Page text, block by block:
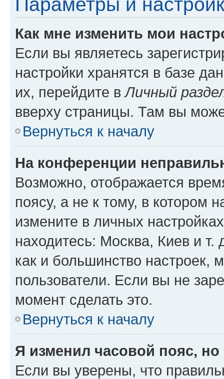
Как мне изменить мои
Если вы являетесь
настройки хранятся в базе
их, перейдите вЛичный
вверху страницы. Там вы
Вернуться к началу
На конференции
Возможно, отображается
поясу, а не к тому, в котором
измените в личных
находитесь: Москва, Киев и т.
как и большинство настроек,
пользователи. Если вы не
момент сделать это.
Вернуться к началу
Я изменил часовой пояс,
Если вы уверены, что